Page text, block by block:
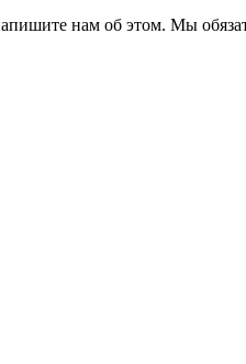
нам об этом. Мы